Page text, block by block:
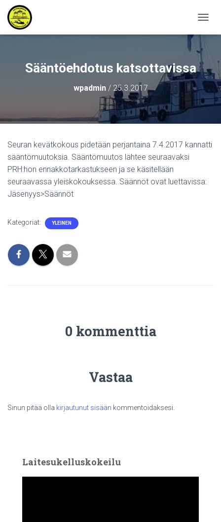
A
G
O
I
N
T
I
L
P
Sääntöehdotus katsottavissa
wpadmin/ 25.3.2017
Seuran kevätkokous pidetään perjantaina 7.4.2017 kannatti
sääntömuutoksia. Sääntömuutos lähtee seuraavaksi
PRH:hon ennakkotarkastukseen ja se käsitellään
seuraavassa yleiskokouksessa. Säännöt ovat luettavissa:
Jäsenyys>Säännöt
Kategoriat: YLEINEN
0 kommenttia
Vastaa
Sinun pitää olla kirjautunut sisään kommentoidaksesi.
Laitesukelluskokeilu